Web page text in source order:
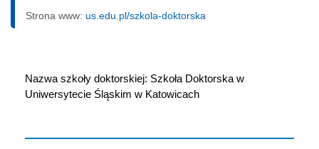
Strona www: us.edu.pl/szkola-doktorska
Nazwa szkoły doktorskiej: Szkoła Doktorska w
Uniwersytecie Śląskim w Katowicach